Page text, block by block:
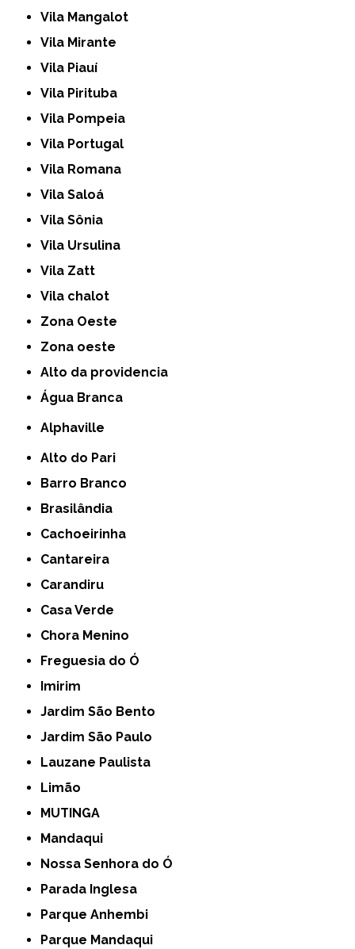
Vila Mangalot
Vila Mirante
Vila Piauí
Vila Pirituba
Vila Pompeia
Vila Portugal
Vila Romana
Vila Saloá
Vila Sônia
Vila Ursulina
Vila Zatt
Vila chalot
Zona Oeste
Zona oeste
alto da providencia
Água Branca
Alphaville
Alto do Pari
Barro Branco
Brasilândia
Cachoeirinha
Cantareira
Carandiru
Casa Verde
Chora Menino
Freguesia do Ó
Imirim
Jardim São Bento
Jardim São Paulo
Lauzane Paulista
Limão
MUTINGA
Mandaqui
Nossa Senhora do Ó
Parada Inglesa
Parque Anhembi
Parque Mandaqui